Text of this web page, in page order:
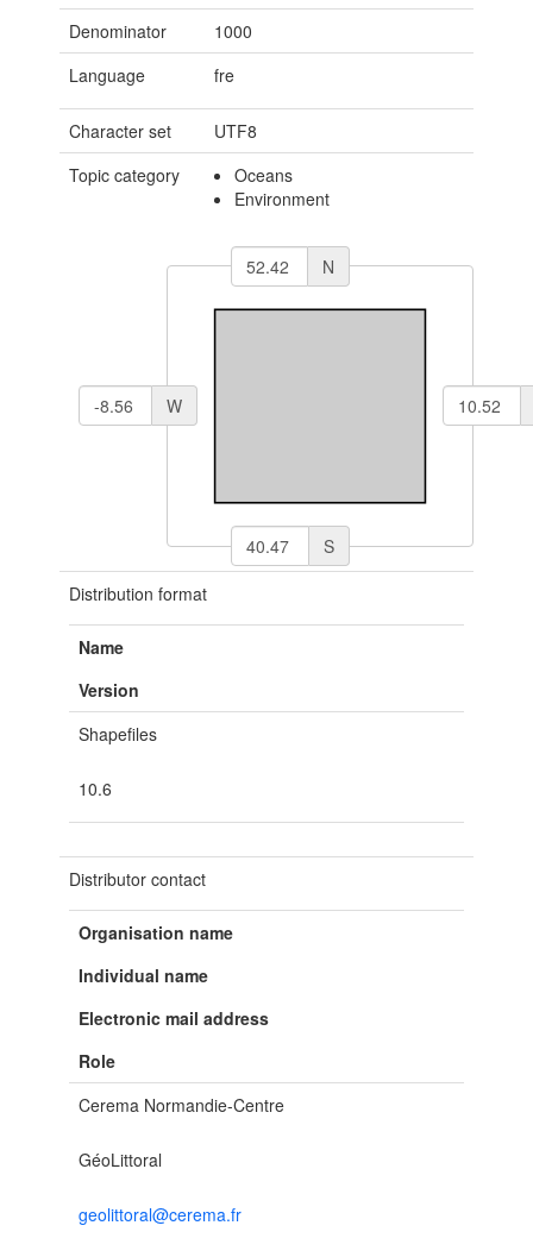
Denominator
1000
Language
fre
Character set
UTF8
Topic category
Oceans
Environment
N
S
W
Distribution format
Name
Version
Shapefiles
10.6
Distributor contact
Organisation name
Individual name
Electronic mail address
Role
Cerema Normandie-Centre
GéoLittoral
geolittoral@cerema.fr